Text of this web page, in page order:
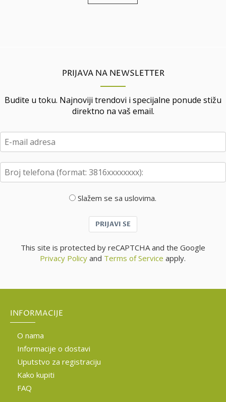
PRIJAVA NA NEWSLETTER
Budite u toku. Najnoviji trendovi i specijalne ponude stižu
direktno na vaš email.
Slažem se sa uslovima.
PRIJAVI SE
This site is protected by reCAPTCHA and the Google
Privacy Policy and Terms of Service apply.
INFORMACIJE
O nama
Informacije o dostavi
Uputstvo za registraciju
Kako kupiti
FAQ